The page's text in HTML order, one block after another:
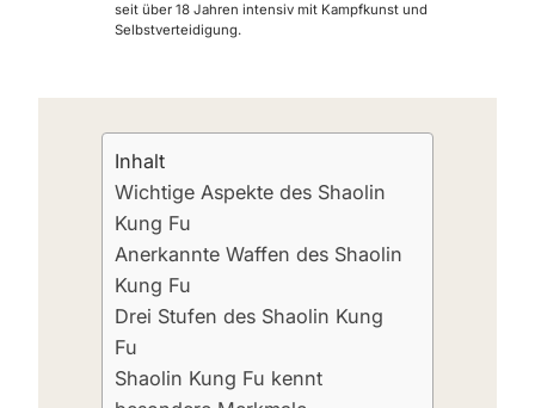
seit über 18 Jahren intensiv mit Kampfkunst und
Selbstverteidigung.
Inhalt
Wichtige Aspekte des Shaolin
Kung Fu
Anerkannte Waffen des Shaolin
Kung Fu
Drei Stufen des Shaolin Kung
Fu
Shaolin Kung Fu kennt